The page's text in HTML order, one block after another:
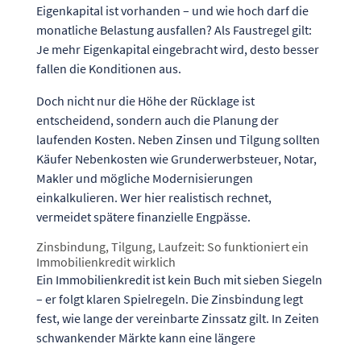
Eigenkapital ist vorhanden – und wie hoch darf die
monatliche Belastung ausfallen? Als Faustregel gilt:
Je mehr Eigenkapital eingebracht wird, desto besser
fallen die Konditionen aus.
Doch nicht nur die Höhe der Rücklage ist
entscheidend, sondern auch die Planung der
laufenden Kosten. Neben Zinsen und Tilgung sollten
Käufer Nebenkosten wie Grunderwerbsteuer, Notar,
Makler und mögliche Modernisierungen
einkalkulieren. Wer hier realistisch rechnet,
vermeidet spätere finanzielle Engpässe.
Zinsbindung, Tilgung, Laufzeit: So funktioniert ein
Immobilienkredit wirklich
Ein Immobilienkredit ist kein Buch mit sieben Siegeln
– er folgt klaren Spielregeln. Die Zinsbindung legt
fest, wie lange der vereinbarte Zinssatz gilt. In Zeiten
schwankender Märkte kann eine längere